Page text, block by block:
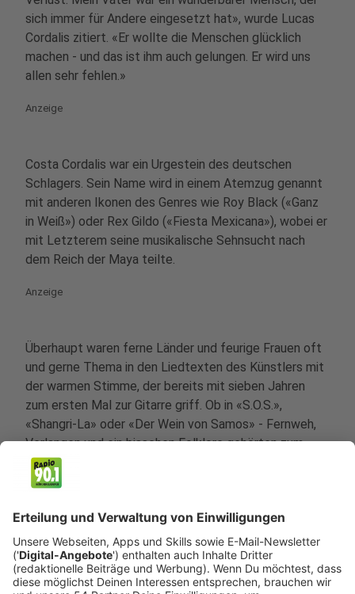
sich immer für Andere eingesetzt hat», wurde Lucas
Cordalis zitiert. «Er wollte die Menschen glücklich
machen - und das ist ihm auch gelungen. Er wird uns
allen sehr fehlen.»
Anzeige
Costa Cordalis war ein Urgestein des deutschen
Schlagers. Sein Name wird in einem Atemzug genannt
mit anderen Ikonen des Genres wie Roy Black («Ganz
in Weiß») oder Rex Gildo («Fiesta Mexicana»), wobei er
mit Letzterem seine musikalische Sehnsucht nach
dem Reich der Maya teilte.
Anzeige
Überhaupt waren ferne Länder und feurige Frauen oft
und gerne Thema in den Liedtexten des Künstlers mit
der warmen Stimme, der bereits mit sieben Jahren
zum ersten Mal zur Gitarre griff. Ob in «S.O.S.»,
«Shangri-La» oder «Der Wein von Samos» - Fernweh,
Verlangen und ein bisschen Folklore gehörten zum
Cordalis-Stil.
1944 als Konstantinos Kordalis in Mittelgriechenland
geboren, wagte Cordalis mit gerade einmal 16 Jahren
den Sprung nach Frankfurt, wo der Teenager schnell